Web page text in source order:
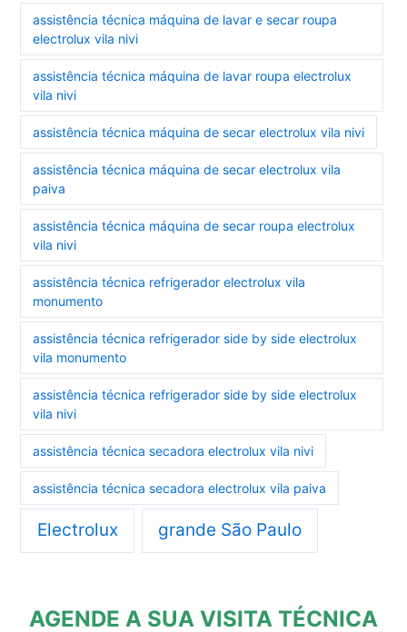
assistência técnica máquina de lavar e secar roupa
electrolux vila nivi
assistência técnica máquina de lavar roupa electrolux
vila nivi
assistência técnica máquina de secar electrolux vila nivi
assistência técnica máquina de secar electrolux vila
paiva
assistência técnica máquina de secar roupa electrolux
vila nivi
assistência técnica refrigerador electrolux vila
monumento
assistência técnica refrigerador side by side electrolux
vila monumento
assistência técnica refrigerador side by side electrolux
vila nivi
assistência técnica secadora electrolux vila nivi
assistência técnica secadora electrolux vila paiva
Electrolux grande São Paulo
AGENDE A SUA VISITA TÉCNICA